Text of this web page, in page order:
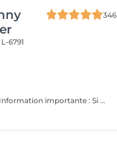
346
6791
Manucure avec un Masque Paraffine Information importante : Si vous avez encore du vernis semi-permanent sur vos ongles, vous devez le signaler lors de la réservation d'une manucure (enlever le vernis semi-permanent), sinon nous n'aurons pas assez de temps pour la manucure réservée ! ATTENTION : Nous ne pouvons pas enlever les ongles en gel ou en acrylique !